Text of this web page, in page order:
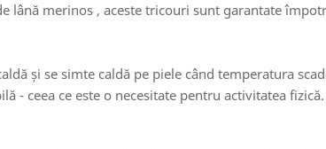
lână merinos , aceste tricouri sunt garantate
și se simte caldă pe piele când temperatura
- ceea ce este o necesitate pentru activitatea fizică.